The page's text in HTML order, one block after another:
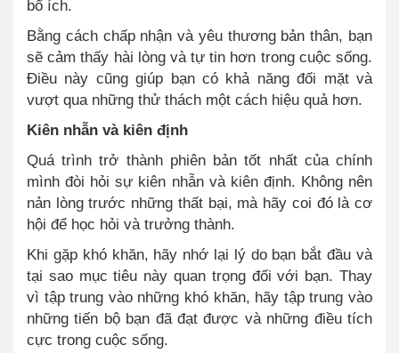
bổ ích.
Bằng cách chấp nhận và yêu thương bản thân, bạn
sẽ cảm thấy hài lòng và tự tin hơn trong cuộc sống.
Điều này cũng giúp bạn có khả năng đối mặt và
vượt qua những thử thách một cách hiệu quả hơn.
Kiên nhẫn và kiên định
Quá trình trở thành phiên bản tốt nhất của chính
mình đòi hỏi sự kiên nhẫn và kiên định. Không nên
nản lòng trước những thất bại, mà hãy coi đó là cơ
hội để học hỏi và trưởng thành.
Khi gặp khó khăn, hãy nhớ lại lý do bạn bắt đầu và
tại sao mục tiêu này quan trọng đối với bạn. Thay
vì tập trung vào những khó khăn, hãy tập trung vào
những tiến bộ bạn đã đạt được và những điều tích
cực trong cuộc sống.